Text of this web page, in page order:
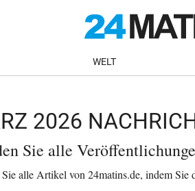
WELT
2026
Sie alle
alle Artikel von 24matins.de, indem Sie